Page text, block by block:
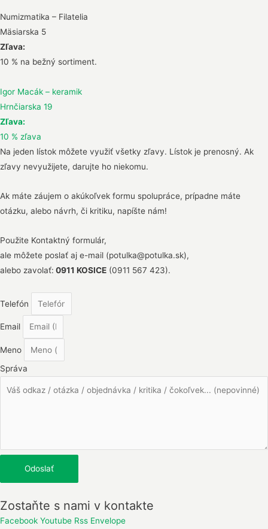
Numizmatika – Filatelia
Mäsiarska 5
Zľava:
10 % na bežný sortiment.
Igor Macák – keramik
Hrnčiarska 19
Zľava:
10 % zľava
Na jeden lístok môžete využiť všetky zľavy. Lístok je prenosný. Ak
zľavy nevyužijete, darujte ho niekomu.
Ak máte záujem o akúkoľvek formu spolupráce, prípadne máte
otázku, alebo návrh, či kritiku, napíšte nám!
Použite Kontaktný formulár,
ale môžete poslať aj e-mail (potulka@potulka.sk),
alebo zavolať: 0911 KOSICE (0911 567 423).
Telefón
Email
Meno
Správa
Odoslať
Zostaňte s nami v kontakte
Facebook Youtube Rss Envelope